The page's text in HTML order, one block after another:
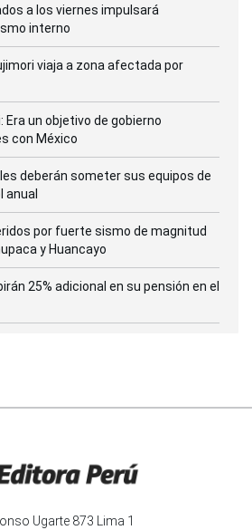
a los viernes impulsará
interno
viaja a zona afectada por
Era un objetivo de gobierno
con México
deberán someter sus equipos de
anual
por fuerte sismo de magnitud
y Huancayo
25% adicional en su pensión en el
Ugarte 873 Lima 1